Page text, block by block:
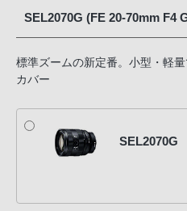
SEL2070G (FE 20-70mm F4
標準ズームの新定番。小型・軽
カバー
SEL2070G